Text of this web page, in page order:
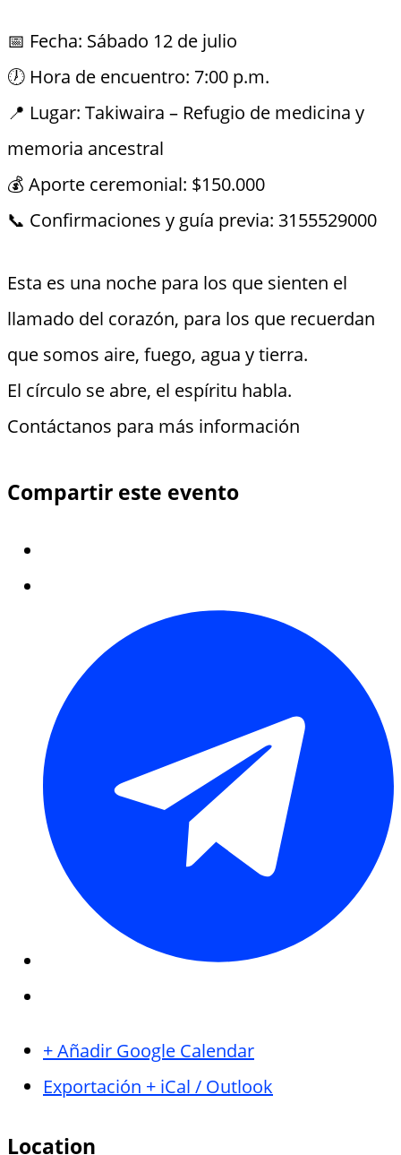
📅 Fecha: Sábado 12 de julio
🕖 Hora de encuentro: 7:00 p.m.
📍 Lugar: Takiwaira – Refugio de medicina y
memoria ancestral
💰 Aporte ceremonial: $150.000
📞 Confirmaciones y guía previa: 3155529000
Esta es una noche para los que sienten el
llamado del corazón, para los que recuerdan
que somos aire, fuego, agua y tierra.
El círculo se abre, el espíritu habla.
Contáctanos para más información
Compartir este evento
+ Añadir Google Calendar
Exportación + iCal / Outlook
Location